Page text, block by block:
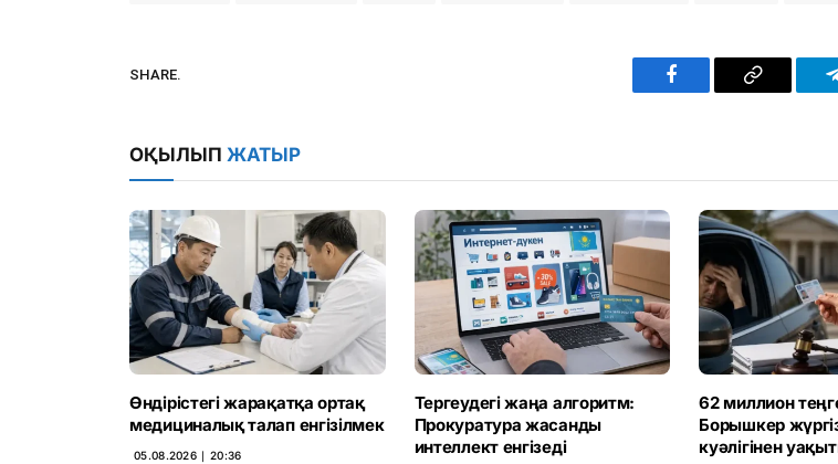
SHARE.
Facebook Copy
ОҚЫЛЫП ЖАТЫР
Өндірістегі жарақатқа ортақ
медициналық талап енгізілмек
05.08.2026 ∣ 20:36
Тергеудегі жаңа алгоритм:
Прокуратура жасанды
интеллект енгізеді
62 миллион
Борышкер
куәлігінен